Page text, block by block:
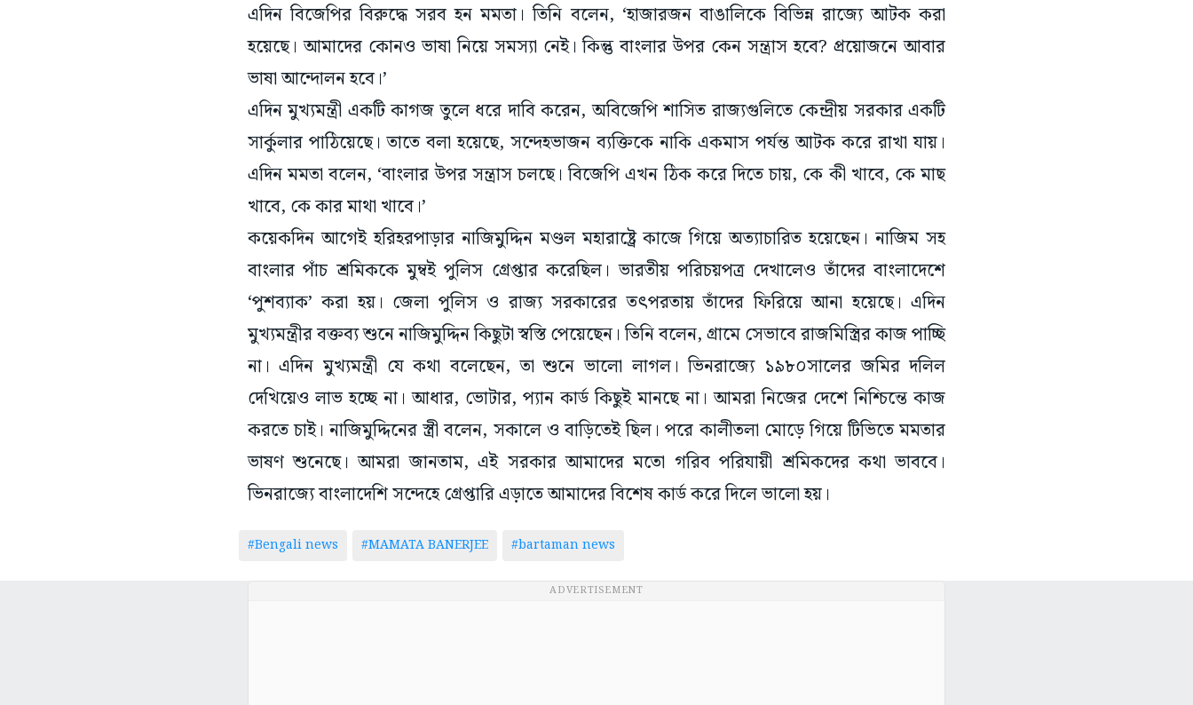
এদিন বিজেপির বিরুদ্ধে সরব হন মমতা। তিনি বলেন, ‘হাজারজন বাঙালিকে বিভিন্ন রাজ্যে আটক করা
হয়েছে। আমাদের কোনও ভাষা নিয়ে সমস্যা নেই। কিন্তু বাংলার উপর কেন সন্ত্রাস হবে? প্রয়োজনে আবার
ভাষা আন্দোলন হবে।’
এদিন মুখ্যমন্ত্রী একটি কাগজ তুলে ধরে দাবি করেন, অবিজেপি শাসিত রাজ্যগুলিতে কেন্দ্রীয় সরকার একটি
সার্কুলার পাঠিয়েছে। তাতে বলা হয়েছে, সন্দেহভাজন ব্যক্তিকে নাকি একমাস পর্যন্ত আটক করে রাখা যায়।
এদিন মমতা বলেন, ‘বাংলার উপর সন্ত্রাস চলছে। বিজেপি এখন ঠিক করে দিতে চায়, কে কী খাবে, কে মাছ
খাবে, কে কার মাথা খাবে।’
কয়েকদিন আগেই হরিহরপাড়ার নাজিমুদ্দিন মণ্ডল মহারাষ্ট্রে কাজে গিয়ে অত্যাচারিত হয়েছেন। নাজিম সহ
বাংলার পাঁচ শ্রমিককে মুম্বই পুলিস গ্রেপ্তার করেছিল। ভারতীয় পরিচয়পত্র দেখালেও তাঁদের বাংলাদেশে
‘পুশব্যাক’ করা হয়। জেলা পুলিস ও রাজ্য সরকারের তৎপরতায় তাঁদের ফিরিয়ে আনা হয়েছে। এদিন
মুখ্যমন্ত্রীর বক্তব্য শুনে নাজিমুদ্দিন কিছুটা স্বস্তি পেয়েছেন। তিনি বলেন, গ্রামে সেভাবে রাজমিস্ত্রির কাজ পাচ্ছি
না। এদিন মুখ্যমন্ত্রী যে কথা বলেছেন, তা শুনে ভালো লাগল। ভিনরাজ্যে ১৯৮০সালের জমির দলিল
দেখিয়েও লাভ হচ্ছে না। আধার, ভোটার, প্যান কার্ড কিছুই মানছে না। আমরা নিজের দেশে নিশ্চিন্তে কাজ
করতে চাই। নাজিমুদ্দিনের স্ত্রী বলেন, সকালে ও বাড়িতেই ছিল। পরে কালীতলা মোড়ে গিয়ে টিভিতে মমতার
ভাষণ শুনেছে। আমরা জানতাম, এই সরকার আমাদের মতো গরিব পরিযায়ী শ্রমিকদের কথা ভাববে।
ভিনরাজ্যে বাংলাদেশি সন্দেহে গ্রেপ্তারি এড়াতে আমাদের বিশেষ কার্ড করে দিলে ভালো হয়।
#Bengali news #MAMATA BANERJEE #bartaman news
ADVERTISEMENT